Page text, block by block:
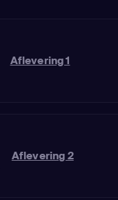
Aflevering 1
Aflevering 2